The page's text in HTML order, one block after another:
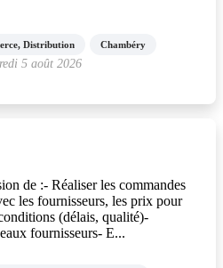
Distribution Chambéry
5 août 2026
de :- Réaliser les commandes
les fournisseurs, les prix pour
(délais, qualité)-
fournisseurs- E...